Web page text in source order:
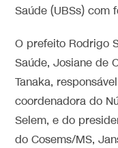
Saúde (UBSs) com
O prefeito Rodrigo
Saúde, Josiane de
Tanaka,
coordenadora do
Selem, e do
do Cosems/MS,